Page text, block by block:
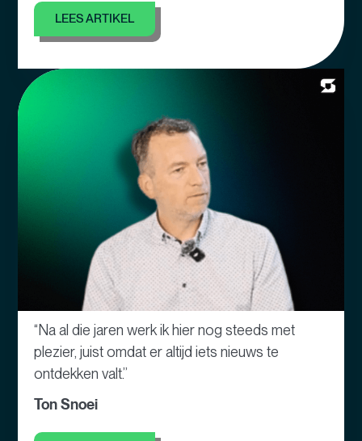
LEES ARTIKEL
“Na al die jaren werk ik hier nog steeds met
plezier, juist omdat er altijd iets nieuws te
ontdekken valt.”
Ton Snoei